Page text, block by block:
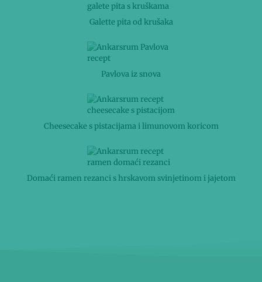
Galette pita od krušaka
Pavlova iz snova
Cheesecake s pistacijama i limunovom koricom
Domaći ramen rezanci s hrskavom svinjetinom i jajetom